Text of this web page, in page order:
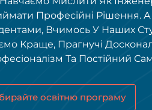
Професійні
Вчимось У Наших
Краще, Прагнучі
Та Постійний
освітню програму